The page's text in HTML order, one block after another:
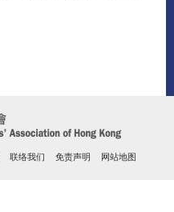
联络我们 免责声明 网站地图